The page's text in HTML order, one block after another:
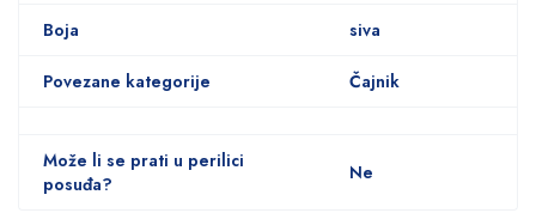
Boja siva
Povezane kategorije Čajnik
Može li se prati u perilici
posuđa?
Ne